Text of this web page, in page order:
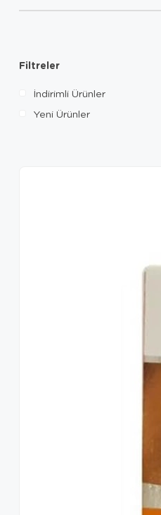
Filtreler
İndirimli Ürünler
Yeni Ürünler